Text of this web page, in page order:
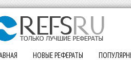
НОВЫЕ РЕФЕРАТЫ